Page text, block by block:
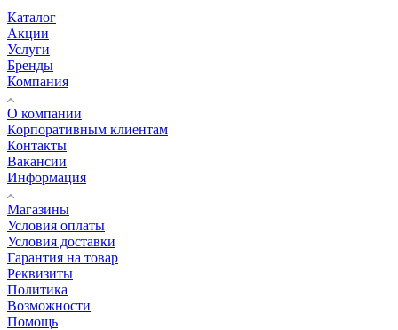
Каталог
Акции
Услуги
Бренды
Компания
О компании
Корпоративным клиентам
Контакты
Вакансии
Информация
Магазины
Условия оплаты
Условия доставки
Гарантия на товар
Реквизиты
Политика
Возможности
Помощь